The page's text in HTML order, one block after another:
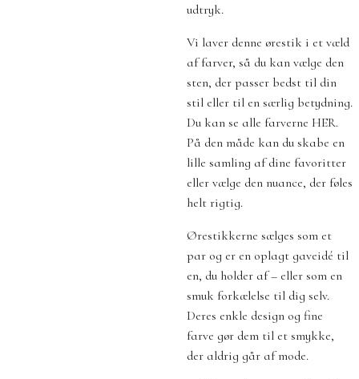
udtryk.
Vi laver denne ørestik i et væld
af farver, så du kan vælge den
sten, der passer bedst til din
stil eller til en særlig betydning.
Du kan se alle farverne HER.
På den måde kan du skabe en
lille samling af dine favoritter
eller vælge den nuance, der føles
helt rigtig.
Ørestikkerne sælges som et
par og er en oplagt gaveidé til
en, du holder af – eller som en
smuk forkælelse til dig selv.
Deres enkle design og fine
farve gør dem til et smykke,
der aldrig går af mode.